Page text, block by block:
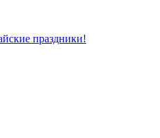
праздники!